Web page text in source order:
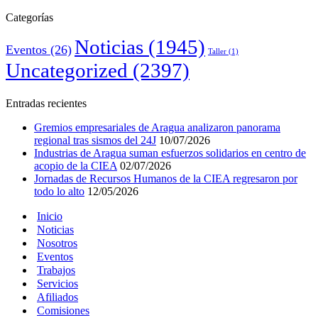
Categorías
Eventos (26) Noticias (1945) Taller (1)
Uncategorized (2397)
Entradas recientes
Gremios empresariales de Aragua analizaron panorama
regional tras sismos del 24J 10/07/2026
Industrias de Aragua suman esfuerzos solidarios en centro de
acopio de la CIEA 02/07/2026
Jornadas de Recursos Humanos de la CIEA regresaron por
todo lo alto 12/05/2026
Inicio
Noticias
Nosotros
Eventos
Trabajos
Servicios
Afiliados
Comisiones